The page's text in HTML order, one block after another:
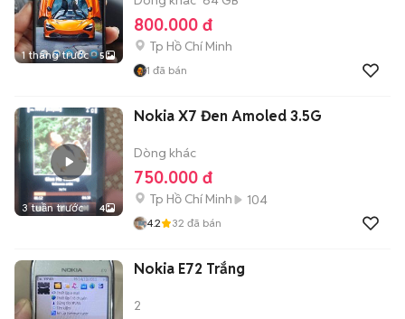
1 tháng trước 5
800.000 đ
Tp Hồ Chí Minh
1 đã bán
3 tuần trước 4
Nokia X7 Đen Amoled 3.5G
Dòng khác
750.000 đ
Tp Hồ Chí Minh 104
4.2 32 đã bán
Nokia E72 Trắng
2